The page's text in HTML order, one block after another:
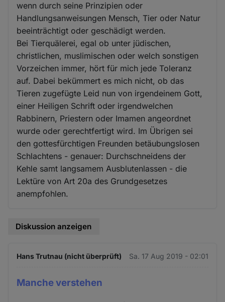
wenn durch seine Prinzipien oder
Handlungsanweisungen Mensch, Tier oder Natur
beeinträchtigt oder geschädigt werden.
Bei Tierquälerei, egal ob unter jüdischen,
christlichen, muslimischen oder welch sonstigen
Vorzeichen immer, hört für mich jede Toleranz
auf. Dabei bekümmert es mich nicht, ob das
Tieren zugefügte Leid nun von irgendeinem Gott,
einer Heiligen Schrift oder irgendwelchen
Rabbinern, Priestern oder Imamen angeordnet
wurde oder gerechtfertigt wird. Im Übrigen sei
den gottesfürchtigen Freunden betäubungslosen
Schlachtens - genauer: Durchschneidens der
Kehle samt langsamem Ausblutenlassen - die
Lektüre von Art 20a des Grundgesetzes
anempfohlen.
Diskussion anzeigen
Hans Trutnau (nicht überprüft) Sa. 17 Aug 2019 - 02:01
Manche verstehen